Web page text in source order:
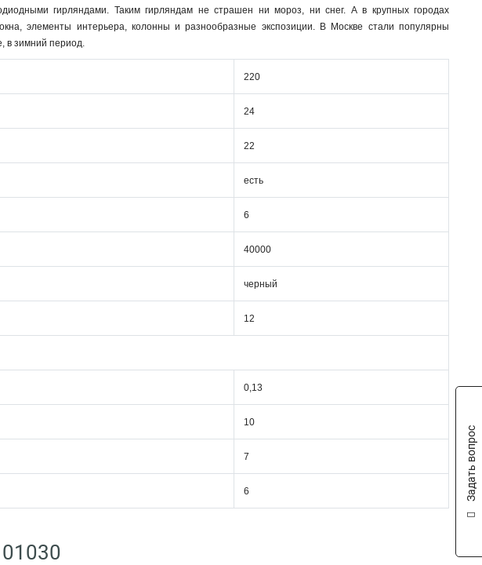
гирляндами. Таким гирляндам не страшен ни мороз, ни снег. А в крупных городах
элементы интерьера, колонны и разнообразные экспозиции. В Москве стали популярны
в зимний период.
220
24
22
есть
6
40000
черный
12
0,13
10
7
6 Задать вопрос